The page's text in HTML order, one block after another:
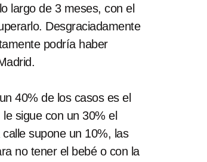
largo de 3 meses, con el
Desgraciadamente
podría haber
40% de los casos es el
sigue con un 30% el
supone un 10%, las
no tener el bebé o con la